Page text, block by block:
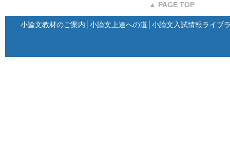
▲ PAGE TOP
小論文教材のご案内 小論文上達への道 小論文入試情報ライブ